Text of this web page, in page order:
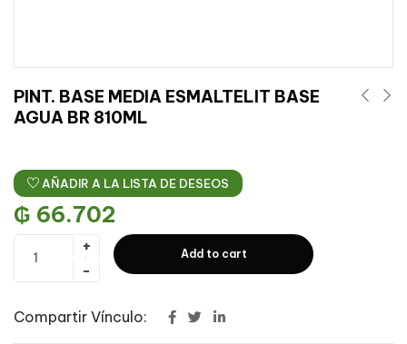
PINT. BASE MEDIA ESMALTELIT BASE
AGUA BR 810ML
AÑADIR A LA LISTA DE DESEOS
₲ 66.702
Add to cart
Compartir Vínculo: